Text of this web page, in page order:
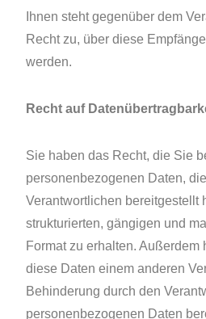
Ihnen steht gegenüber dem
Recht zu, über diese
werden.
Recht auf
Sie haben das Recht, die Sie
personenbezogenen Daten,
Verantwortlichen bereitgestellt
strukturierten, gängigen und
Format zu erhalten.
diese Daten einem anderen
Behinderung durch den
personenbezogenen Daten